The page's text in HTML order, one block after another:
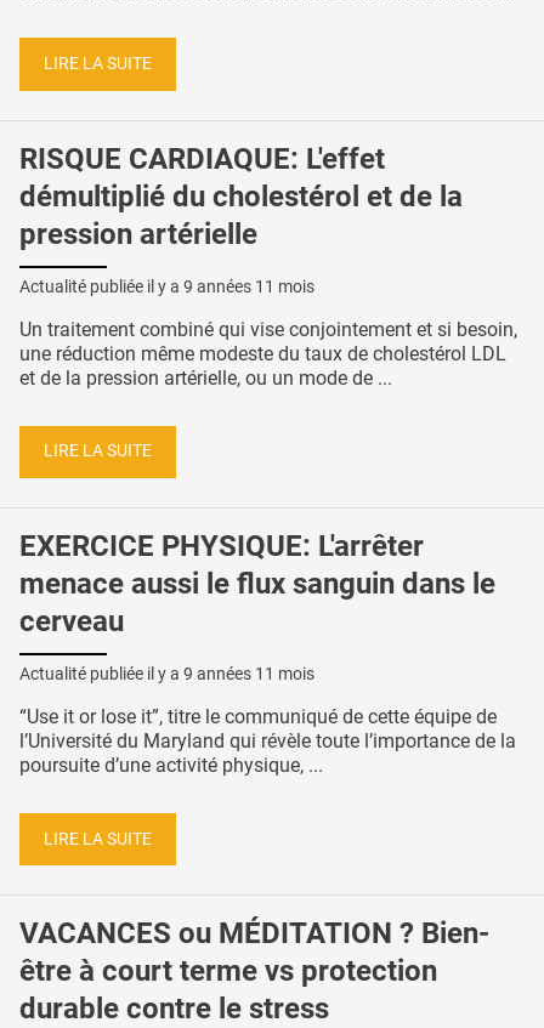
LIRE LA SUITE
RISQUE CARDIAQUE: L'effet
démultiplié du cholestérol et de la
pression artérielle
Actualité publiée il y a 9 années 11 mois
Un traitement combiné qui vise conjointement et si besoin,
une réduction même modeste du taux de cholestérol LDL
et de la pression artérielle, ou un mode de ...
LIRE LA SUITE
EXERCICE PHYSIQUE: L'arrêter
menace aussi le flux sanguin dans le
cerveau
Actualité publiée il y a 9 années 11 mois
“Use it or lose it”, titre le communiqué de cette équipe de
l’Université du Maryland qui révèle toute l’importance de la
poursuite d’une activité physique, ...
LIRE LA SUITE
VACANCES ou MÉDITATION ? Bien-
être à court terme vs protection
durable contre le stress